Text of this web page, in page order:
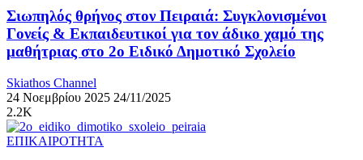
Σιωπηλός θρήνος στον Πειραιά: Συγκλονισμένοι
Γονείς & Εκπαιδευτικοί για τον άδικο χαμό της
μαθήτριας στο 2ο Ειδικό Δημοτικό Σχολείο
Skiathos Channel
24 Νοεμβρίου 2025 24/11/2025
2.2K
ΕΠΙΚΑΙΡΟΤΗΤΑ